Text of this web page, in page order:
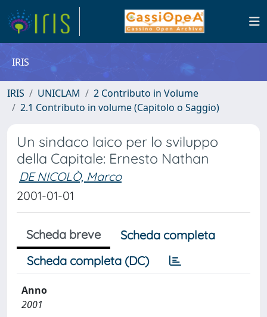
IRIS
IRIS UNICLAM
2 Contributo in Volume
2.1 Contributo in volume (Capitolo o Saggio)
Un sindaco laico per lo sviluppo
della Capitale: Ernesto Nathan
DE NICOLÒ, Marco
2001-01-01
Scheda breve
Scheda completa
Scheda completa (DC)
Anno
2001